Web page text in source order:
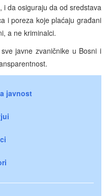
da osiguraju da od sredstava
i poreza koje plaćaju građani
a ne kriminalci.
javne zvaničnike u Bosni i
javnost